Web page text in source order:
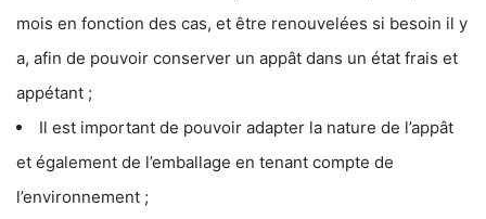
mois en fonction des cas, et être renouvelées si besoin il y
a, afin de pouvoir conserver un appât dans un état frais et
appétant ;
Il est important de pouvoir adapter la nature de l’appât
et également de l’emballage en tenant compte de
l’environnement ;